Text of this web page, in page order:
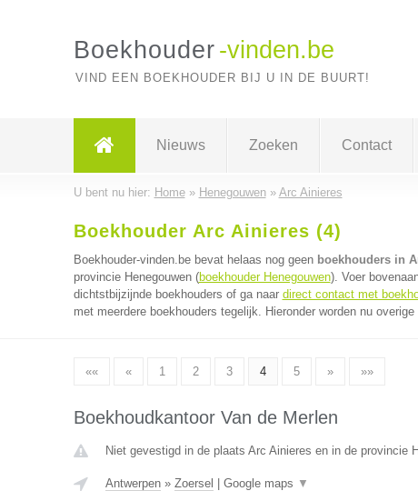
Boekhouder -vinden.be
VIND EEN BOEKHOUDER BIJ U IN DE BUURT!
Nieuws Zoeken Contact
U bent nu hier: Home» Henegouwen» Arc Ainieres
Boekhouder Arc Ainieres (4)
Boekhouder-vinden.be bevat helaas nog geen boekhouders in
provincie Henegouwen (boekhouder Henegouwen). Voer
dichtstbijzijnde boekhouders of ga naar direct contact met
met meerdere boekhouders tegelijk. Hieronder worden nu
«« « 1 2 3 4 5 » »»
Boekhoudkantoor Van de Merlen
Niet gevestigd in de plaats Arc Ainieres en in de provincie
Antwerpen» Zoersel Google maps ▼